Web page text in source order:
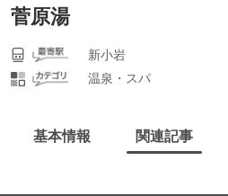
菅原湯
新小岩
温泉・スパ
基本情報 関連記事